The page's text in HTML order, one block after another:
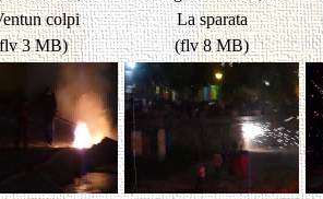
colpi La sparata
3 MB) (flv 8 MB)